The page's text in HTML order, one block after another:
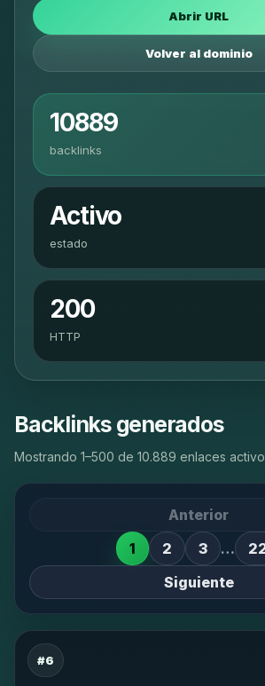
Abrir URL
Volver al dominio
10889
backlinks
Activo
estado
200
HTTP
Backlinks generados
Mostrando 1–500 de 10.889 enlaces
Anterior
1
2 3 …
Siguiente
#6